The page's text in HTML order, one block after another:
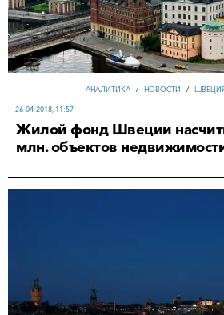
АНАЛИТИКА / НОВОСТИ /
26-04-2018, 11:57
Жилой фонд Швеции
млн. объектов